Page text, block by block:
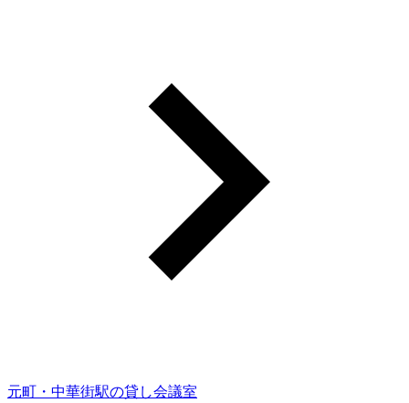
元町・中華街駅の貸し会議室